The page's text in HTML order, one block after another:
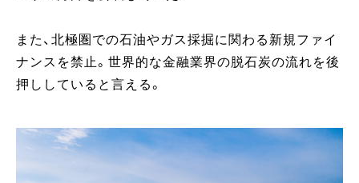
また、北極圏での石油やガス採掘に関わる新規ファイ
ナンスを禁止。世界的な金融業界の脱石炭の流れを後
押ししていると言える。